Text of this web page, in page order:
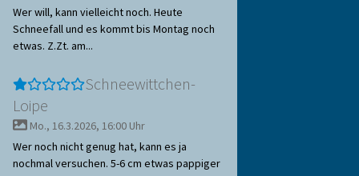
Wer will, kann vielleicht noch. Heute
Schneefall und es kommt bis Montag noch
etwas. Z.Zt. am...
Schneewittchen-
Loipe
Mo., 16.3.2026, 16:00 Uhr
Wer noch nicht genug hat, kann es ja
nochmal versuchen. 5-6 cm etwas pappiger